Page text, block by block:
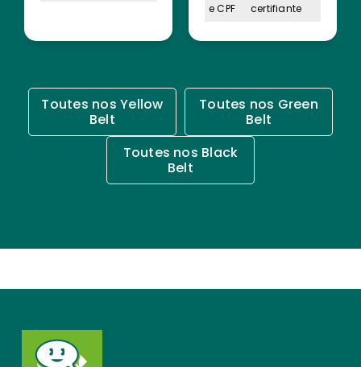
e CPF
certifiante
Toutes nos Yellow
Belt
Toutes nos Green
Belt
Toutes nos Black
Belt